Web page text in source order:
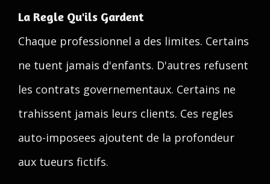
La Regle Qu'ils Gardent
Chaque professionnel a des limites. Certains
ne tuent jamais d'enfants. D'autres refusent
les contrats governementaux. Certains ne
trahissent jamais leurs clients. Ces regles
auto-imposees ajoutent de la profondeur
aux tueurs fictifs.